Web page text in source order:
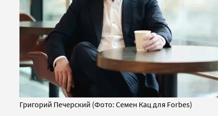
Григорий Печерский (Фото: Семен Кац для Forbes)